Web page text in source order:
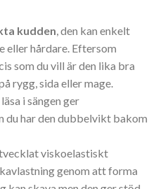
kudden, den kan enkelt
eller hårdare. Eftersom
som du vill är den lika bra
rygg, sida eller mage.
i sängen ger
du har den dubbelvikt bakom
viskoelastiskt
genom att forma